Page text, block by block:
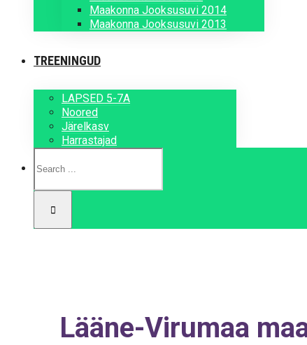
Maakonna Jooksusuvi 2014
Maakonna Jooksusuvi 2013
TREENINGUD
LAPSED 5-7A
Noored
Järelkasv
Harrastajad
Lääne-Virumaa